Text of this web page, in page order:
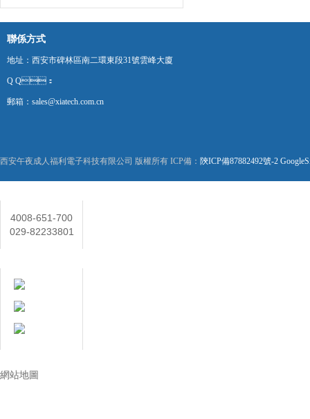
聯係方式
地址：西安市碑林區南二環東段31號雲峰大廈
Q Q：
郵箱：sales@xiatech.com.cn
西安午夜成人福利電子科技有限公司 版權所有 ICP備： 陝ICP備87882492號-2
4008-651-700
029-82233801
網站地圖